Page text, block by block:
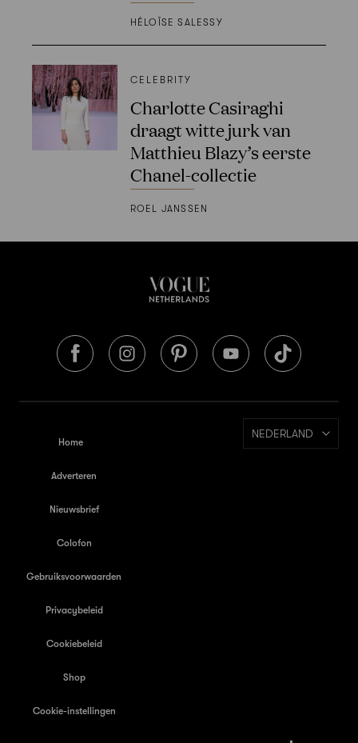
HÉLOÏSE SALESSY
CELEBRITY
Charlotte Casiraghi
draagt witte jurk van
Matthieu Blazy’s eerste
Chanel-collectie
ROEL JANSSEN
Home
Adverteren
Nieuwsbrief
Colofon
Gebruiksvoorwaarden
Privacybeleid
Cookiebeleid
Shop
Cookie-instellingen
NEDERLAND